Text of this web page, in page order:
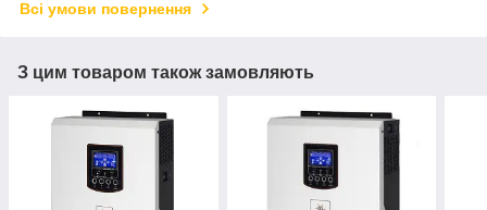
Всі умови повернення
З цим товаром також замовляють